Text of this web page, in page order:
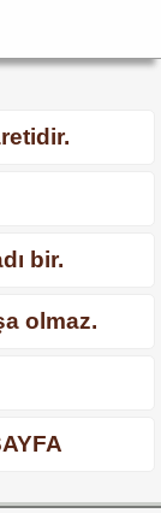
bir.
olmaz.